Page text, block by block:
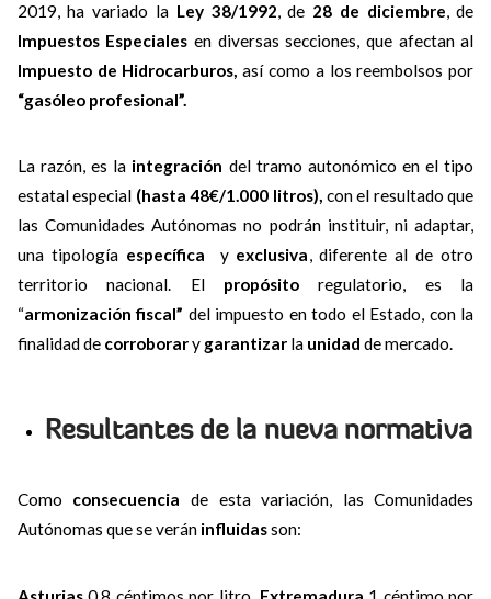
2019, ha variado la Ley 38/1992, de 28 de diciembre, de
Impuestos Especiales en diversas secciones, que afectan al
Impuesto de Hidrocarburos,así como a los reembolsos por
“gasóleo profesional”.
La razón, es la integración del tramo autonómico en el tipo
estatal especial (hasta 48€/1.000 litros), con el resultado que
las Comunidades Autónomas no podrán instituir, ni adaptar,
una tipología específica yexclusiva, diferente al de otro
territorio nacional. El propósito regulatorio, es la
“armonización fiscal” del impuesto en todo el Estado, con la
finalidad de corroborarygarantizarla unidad de mercado.
Resultantes de la nueva normativa
Como consecuencia de esta variación, las Comunidades
Autónomas que se verán influidasson: